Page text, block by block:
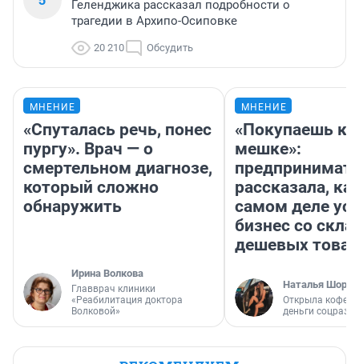
Геленджика рассказал подробности о
трагедии в Архипо-Осиповке
20 210 Обсудить
МНЕНИЕ
«Спуталась речь, понес
пургу». Врач — о
смертельном диагнозе,
который сложно
обнаружить
Ирина Волкова
Главврач клиники
«Реабилитация доктора
Волковой»
МНЕНИЕ
«Покупаешь
мешке»:
рассказала,
самом деле
бизнес со
дешевых
Наталья
Открыла
деньги